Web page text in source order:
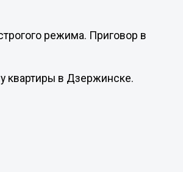
режима. Приговор в
квартиры в Дзержинске.